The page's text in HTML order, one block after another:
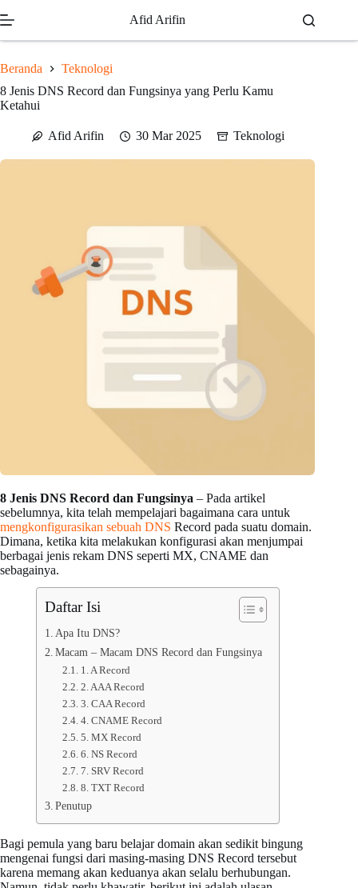
to
Afid Arifin
Beranda
Teknologi
8 Jenis DNS Record dan Fungsinya yang Perlu Kamu
Ketahui
Afid Arifin 30 Mar 2025 Teknologi
8 Jenis DNS Record dan Fungsinya – Pada artikel
sebelumnya, kita telah mempelajari bagaimana cara untuk
mengkonfigurasikan sebuah DNS Record pada suatu domain.
Dimana, ketika kita melakukan konfigurasi akan menjumpai
berbagai jenis rekam DNS seperti MX, CNAME dan
sebagainya.
Daftar Isi
Apa Itu DNS?
Macam – Macam DNS Record dan Fungsinya
1. A Record
2. AAA Record
3. CAA Record
4. CNAME Record
5. MX Record
6. NS Record
7. SRV Record
8. TXT Record
Penutup
Bagi pemula yang baru belajar domain akan sedikit bingung
mengenai fungsi dari masing-masing DNS Record tersebut
karena memang akan keduanya akan selalu berhubungan.